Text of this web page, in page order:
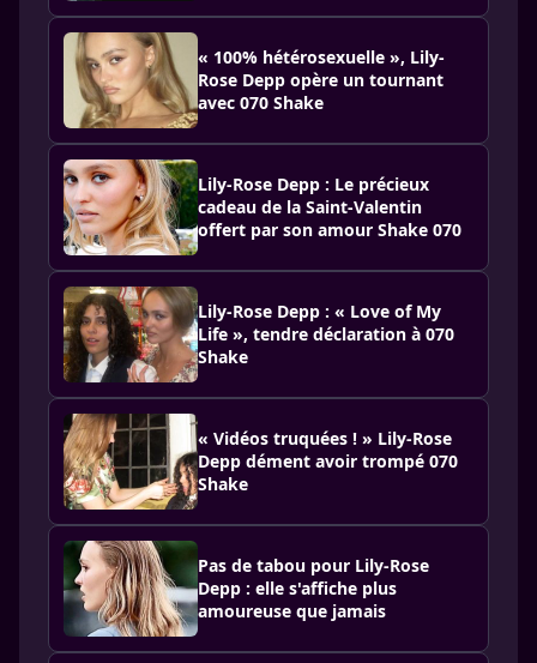
« 100% hétérosexuelle », Lily-
Rose Depp opère un tournant
avec 070 Shake
Lily-Rose Depp : Le précieux
cadeau de la Saint-Valentin
offert par son amour Shake 070
Lily-Rose Depp : « Love of My
Life », tendre déclaration à 070
Shake
« Vidéos truquées ! » Lily-Rose
Depp dément avoir trompé 070
Shake
Pas de tabou pour Lily-Rose
Depp : elle s'affiche plus
amoureuse que jamais